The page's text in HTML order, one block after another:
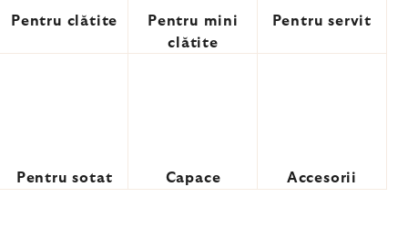
Pentru clătite
Pentru mini
clătite
Pentru servit
Pentru sotat Capace Accesorii